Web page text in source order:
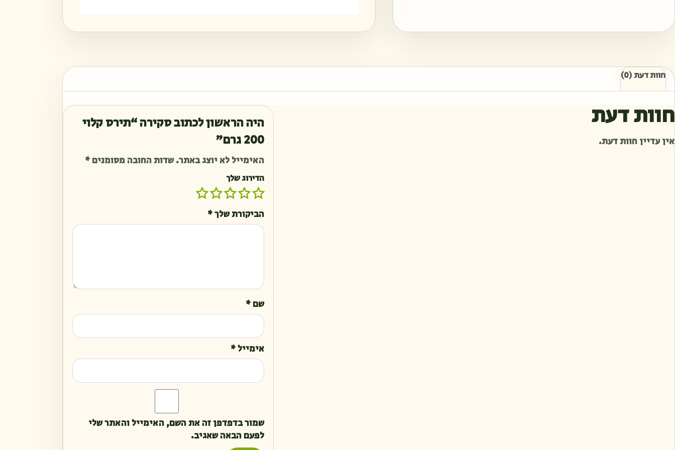
חוות דעת (0)
חוות דעת
אין עדיין חוות דעת.
היה הראשון לכתוב סקירה “תירס קלוי
200 גרם”
האימייל לא יוצג באתר.שדות החובה מסומנים*
הדירוג שלך
הביקורת שלך*
שם*
אימייל*
שמור בדפדפן זה את השם, האימייל והאתר שלי
לפעם הבאה שאגיב.